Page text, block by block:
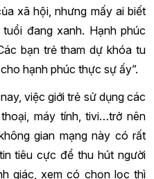
xã hội, nhưng mấy ai biết
đang xanh. Hạnh phúc
bạn trẻ tham dự khóa tu
hạnh phúc thực sự ấy”.
việc giới trẻ sử dụng các
máy tính, tivi…trở nên
gian mạng này có rất
tiêu cực để thu hút người
giác, xem có chọn lọc thì